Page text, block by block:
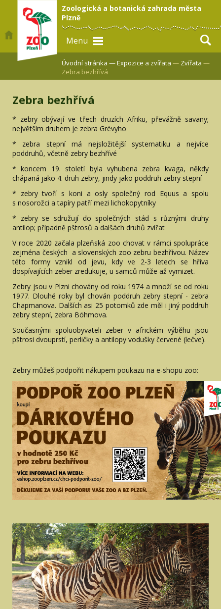
Zoologická a botanická zahrada města
Plzně
Menu
Úvodní stránka —Expozice a zvířata — Zvířata —
Zebra bezhřívá
Zebra bezhřívá
* zebry obývají ve třech druzích Afriku, převážně savany;
největším druhem je zebra Grévyho
* zebra stepní má nejsložitější systematiku a nejvíce
poddruhů, včetně zebry bezhřívé
* koncem 19. století byla vyhubena zebra kvaga, někdy
chápaná jako 4. druh zebry, jindy jako poddruh zebry stepní
* zebry tvoří s koni a osly společný rod Equus a spolu
s nosorožci a tapíry patří mezi lichokopytníky
* zebry se sdružují do společných stád s různými druhy
antilop; případně pštrosů a dalšách druhů zvířat
V roce 2020 začala plzeňská zoo chovat v rámci spolupráce
zejména českých a slovenských zoo zebru bezhřívou. Název
této formy vznikl od jevu, kdy ve 2-3 letech se hříva
dospívajících zeber zredukuje, u samců může až vymizet.
Zebry jsou v Plzni chovány od roku 1974 a množí se od roku
1977. Dlouhé roky byl chován poddruh zebry stepní - zebra
Chapmanova. Dalších asi 25 potomků zde měl i jiný poddruh
zebry stepní, zebra Böhmova.
Současnými spoluobyvateli zeber v africkém výběhu jsou
pštrosi dvouprstí, perličky a antilopy vodušky červené (lečve).
Zebry můžeš podpořit nákupem poukazu na e-shopu zoo: